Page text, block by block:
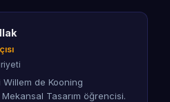
de Kooning
Tasarım öğrencisi.